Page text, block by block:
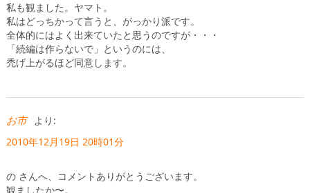
私も観ました。ヤマト。
私はどっちかって言うと、がっかり派です。
全体的にはよく出来ていたと思うのですが・・・
「続編は作らないで」というのには、
禿げ上がるほど同意します。
お市 より:
2010年12月19日 20時01分
の さんへ、コメントありがとうございます。
観ましたか〜。